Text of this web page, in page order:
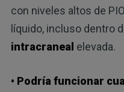
con niveles altos de
líquido, incluso dentro
intracraneal elevada.
• Podría funcionar